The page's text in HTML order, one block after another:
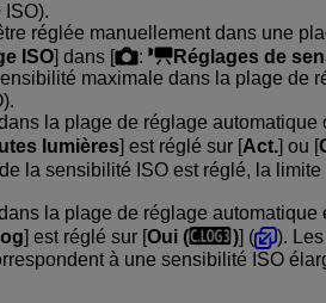
réglée manuellement dans une
ISO] dans [ : Réglages de
maximale dans la plage de
la plage de réglage automatique
lumières] est réglé sur [Act.] ou [
la sensibilité ISO est réglé, la
la plage de réglage automatique
] est réglé sur [Oui ( )] (
).
à une sensibilité ISO